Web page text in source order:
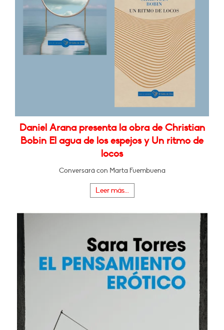
Daniel Arana presenta la obra de Christian
Bobin El agua de los espejos y Un ritmo de
locos
Conversará con Marta Fuembuena
Leer más...